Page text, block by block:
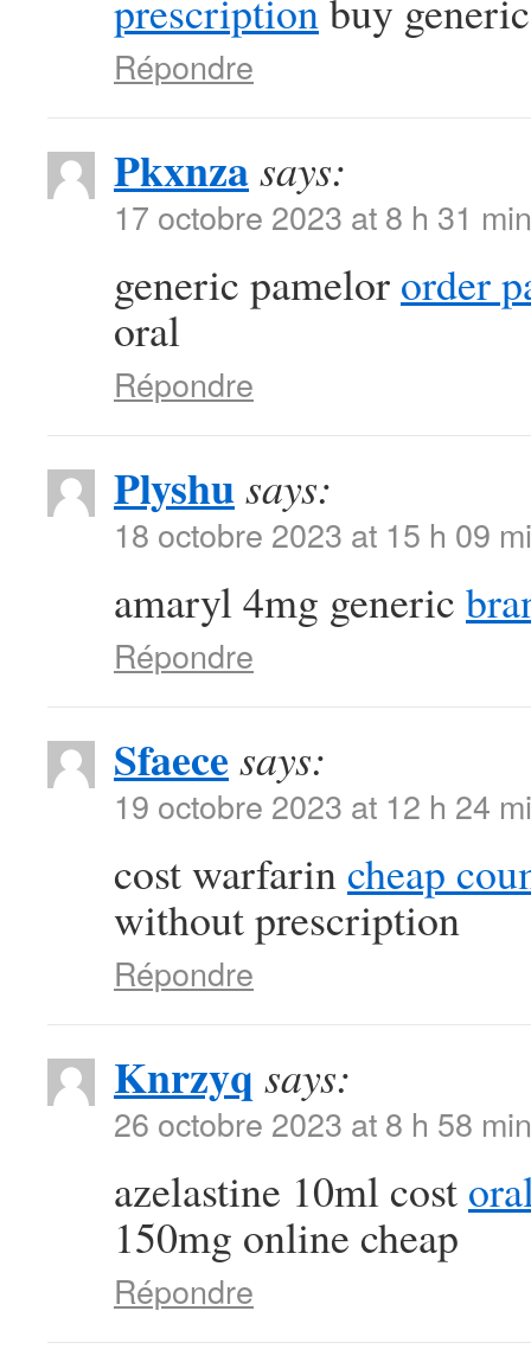
prescriptionbuy
Répondre
Pkxnzasays:
17 octobre 2023 at 8 h 31 min
generic pamelor order
oral
Répondre
Plyshusays:
18 octobre 2023 at 15 h 09
amaryl 4mg generic
Répondre
Sfaece says:
19 octobre 2023 at 12 h 24
cost warfarin cheap
without prescription
Répondre
Knrzyq says:
26 octobre 2023 at 8 h 58 min
azelastine 10ml cost
150mg online cheap
Répondre